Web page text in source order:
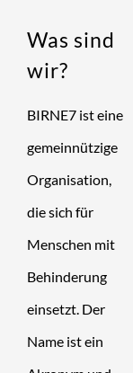
Was sind
wir?
BIRNE7 ist eine
gemeinnützige
Organisation,
die sich für
Menschen mit
Behinderung
einsetzt. Der
Name ist ein